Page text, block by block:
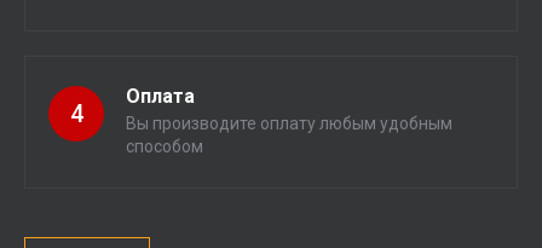
4
Оплата
Вы производите оплату любым удобным
способом